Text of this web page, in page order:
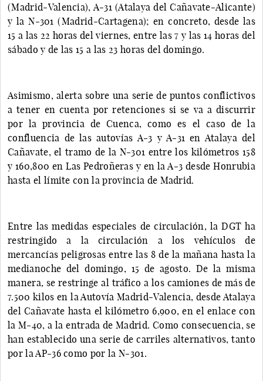
(Madrid-Valencia), A-31 (Atalaya del Cañavate-Alicante)
y la N-301 (Madrid-Cartagena); en concreto, desde las
15 a las 22 horas del viernes, entre las 7 y las 14 horas del
sábado y de las 15 a las 23 horas del domingo.
Asimismo, alerta sobre una serie de puntos conflictivos
a tener en cuenta por retenciones si se va a discurrir
por la provincia de Cuenca, como es el caso de la
confluencia de las autovías A-3 y A-31 en Atalaya del
Cañavate, el tramo de la N-301 entre los kilómetros 158
y 160,800 en Las Pedroñeras y en la A-3 desde Honrubia
hasta el límite con la provincia de Madrid.
Entre las medidas especiales de circulación, la DGT ha
restringido a la circulación a los vehículos de
mercancías peligrosas entre las 8 de la mañana hasta la
medianoche del domingo, 15 de agosto. De la misma
manera, se restringe al tráfico a los camiones de más de
7.500 kilos en la Autovía Madrid-Valencia, desde Atalaya
del Cañavate hasta el kilómetro 6,900, en el enlace con
la M-40, a la entrada de Madrid. Como consecuencia, se
han establecido una serie de carriles alternativos, tanto
por la AP-36 como por la N-301.